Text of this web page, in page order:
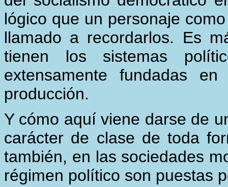
lógico que un personaje
llamado a recordarlos. Es
tienen los sistemas
extensamente fundadas
producción.
Y cómo aquí viene darse de
carácter de clase de toda
también, en las sociedades
régimen político son puestas